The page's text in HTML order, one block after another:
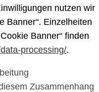
nutzen wir
Banner“. Einzelheiten
Banner“ finden
processing/.
Zusammenhang